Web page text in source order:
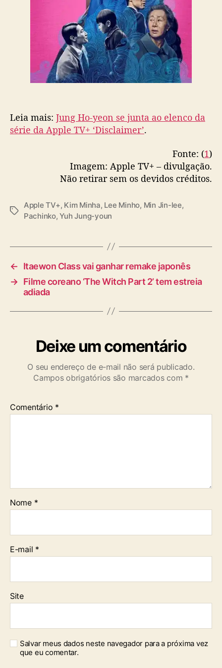
Leia mais: Jung Ho-yeon se junta ao elenco da
série da Apple TV+ ‘Disclaimer’.
Fonte: (1)
Imagem: Apple TV+ – divulgação.
Não retirar sem os devidos créditos.
T
Apple TV+, Kim Minha, Lee Minho, Min Jin-lee,
Pachinko,Yuh Jung-youn
←
Itaewon Class vai ganhar remake japonês
→ Filme coreano ‘The Witch Part 2’ tem estreia
adiada
Deixe um comentário
O seu endereço de e-mail não será publicado.
Campos obrigatórios são marcados com *
Comentário *
Nome *
E-mail *
Site
Salvar meus dados neste navegador para a próxima vez
que eu comentar.